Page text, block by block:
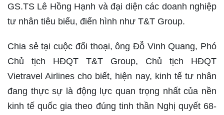
GS.TS Lê Hồng Hạnh và đại diện các doanh nghiệp
tư nhân tiêu biểu, điển hình như T&T Group.
Chia sẻ tại cuộc đối thoại, ông Đỗ Vinh Quang, Phó
Chủ tịch HĐQT T&T Group, Chủ tịch HĐQT
Vietravel Airlines cho biết, hiện nay, kinh tế tư nhân
đang thực sự là động lực quan trọng nhất của nền
kinh tế quốc gia theo đúng tinh thần Nghị quyết 68-